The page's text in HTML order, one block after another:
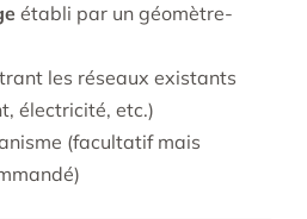
établi par un géomètre-
les réseaux existants
électricité, etc.)
(facultatif mais